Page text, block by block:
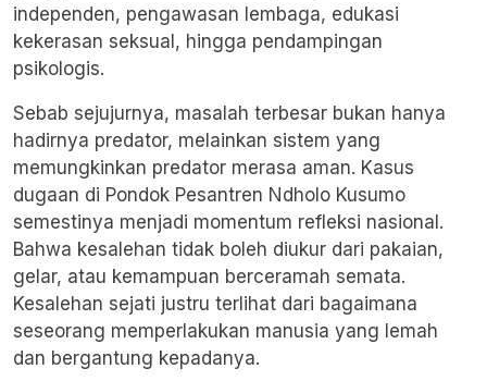
independen, pengawasan lembaga, edukasi
kekerasan seksual, hingga pendampingan
psikologis.
Sebab sejujurnya, masalah terbesar bukan hanya
hadirnya predator, melainkan sistem yang
memungkinkan predator merasa aman. Kasus
dugaan di Pondok Pesantren Ndholo Kusumo
semestinya menjadi momentum refleksi nasional.
Bahwa kesalehan tidak boleh diukur dari pakaian,
gelar, atau kemampuan berceramah semata.
Kesalehan sejati justru terlihat dari bagaimana
seseorang memperlakukan manusia yang lemah
dan bergantung kepadanya.